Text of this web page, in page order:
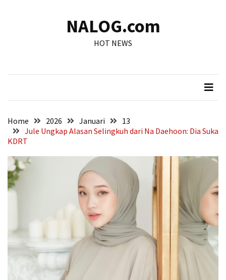
Mobil
Calya
Ugal-
ugalan
Gunung
Sahari:
Lawan
Massa
Meksiko
NALOG.com
HOT NEWS
Home 2026 Januari
13
Jule Ungkap Alasan Selingkuh dari Na Daehoon: Dia Suka
KDRT